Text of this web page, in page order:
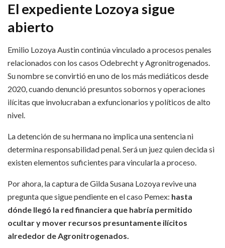
El expediente Lozoya sigue
abierto
Emilio Lozoya Austin continúa vinculado a procesos penales
relacionados con los casos Odebrecht y Agronitrogenados.
Su nombre se convirtió en uno de los más mediáticos desde
2020, cuando denunció presuntos sobornos y operaciones
ilícitas que involucraban a exfuncionarios y políticos de alto
nivel.
La detención de su hermana no implica una sentencia ni
determina responsabilidad penal. Será un juez quien decida si
existen elementos suficientes para vincularla a proceso.
Por ahora, la captura de Gilda Susana Lozoya revive una
pregunta que sigue pendiente en el caso Pemex: hasta
dónde llegó la red financiera que habría permitido
ocultar y mover recursos presuntamente ilícitos
alrededor de Agronitrogenados.